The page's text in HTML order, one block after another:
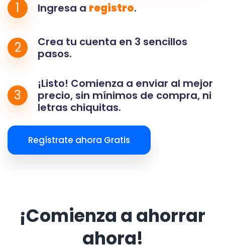
1 Ingresa a registro.
2
Crea tu cuenta en 3 sencillos
pasos.
3
¡Listo! Comienza a enviar al mejor
precio, sin mínimos de compra, ni
letras chiquitas.
Regístrate ahora Gratis
¡Comienza a ahorrar
ahora!